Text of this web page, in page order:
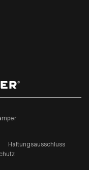
Haftungsausschluss